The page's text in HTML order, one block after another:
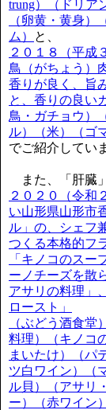
trung）（ドリア
（卵黄・黄身）
ム）
と、
２０１８（平成
鳥（がちょう）
香りが良く、旨
と、香りの良い
鳥・ガチョウ）
ル）（米）（ゴ
でご紹介してい
また、「肝臓
２０２０（令和
い山形県山形市
ル」の、シェフ
つくる本格的フ
「キノコのス
ーノチーズを散
アサリの料理」
ロースト」
（ぶどう酒食堂
料理）（キノコ
まいたけ）（パ
ツ白ワイン）（
ル貝）（アサリ
ー）（赤ワイン